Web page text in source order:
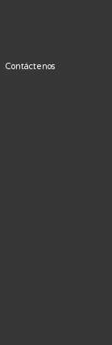
Contáctenos